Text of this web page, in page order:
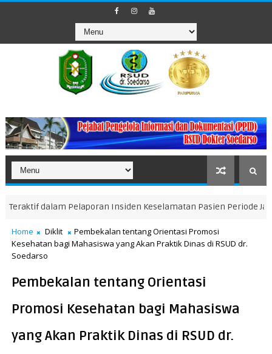
Pelaporan Insiden Keselamatan Pasien Periode Januari-
Home Diklit
Pembekalan tentang Orientasi Promosi
Kesehatan bagi Mahasiswa yang Akan Praktik Dinas di RSUD dr.
Soedarso
Pembekalan tentang Orientasi
Promosi Kesehatan bagi Mahasiswa
yang Akan Praktik Dinas di RSUD dr.